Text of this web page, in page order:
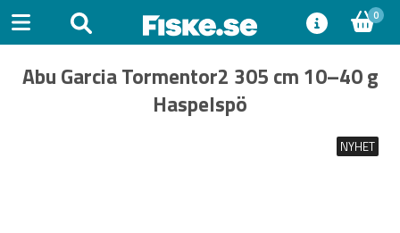
0
Abu Garcia Tormentor2 305 cm 10–40 g
Haspelspö
NYHET